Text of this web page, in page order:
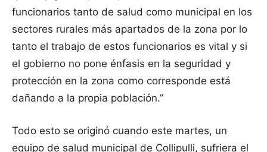
funcionarios tanto de salud como municipal en los
sectores rurales más apartados de la zona por lo
tanto el trabajo de estos funcionarios es vital y si
el gobierno no pone énfasis en la seguridad y
protección en la zona como corresponde está
dañando a la propia población.”
Todo esto se originó cuando este martes, un
equipo de salud municipal de Collipulli, sufriera el